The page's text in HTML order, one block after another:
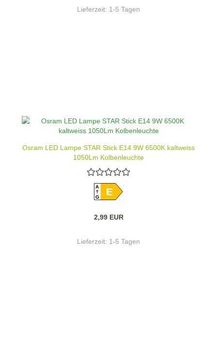
Lieferzeit: 1-5 Tagen
Osram LED Lampe STAR Stick E14 9W 6500K kaltweiss
1050Lm Kolbenleuchte
A
GE
2,99 EUR
Lieferzeit: 1-5 Tagen